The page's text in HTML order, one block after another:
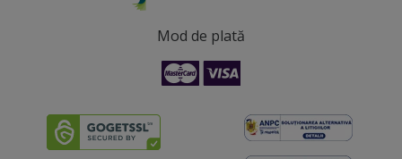
Mod de plată